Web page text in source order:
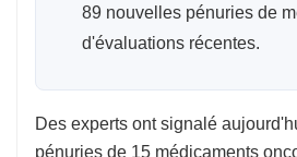
89 nouvelles pénuries de
d'évaluations récentes.
Des experts ont signalé
pénuries de 15 médicaments